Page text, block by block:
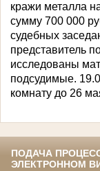
кражи металла
сумму 700 000
судебных
представитель
исследованы
подсудимые.
комнату до 26
ПОДАЧА
ЭЛЕКТРОННОМ